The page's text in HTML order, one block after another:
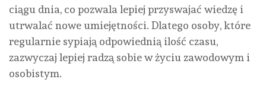
ciągu dnia, co pozwala lepiej przyswajać wiedzę i
utrwalać nowe umiejętności. Dlatego osoby, które
regularnie sypiają odpowiednią ilość czasu,
zazwyczaj lepiej radzą sobie w życiu zawodowym i
osobistym.